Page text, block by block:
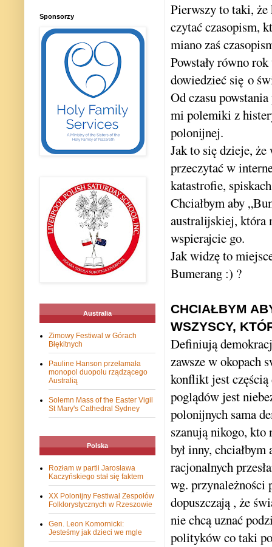
Pierwszy to taki,
czytać czasopism,
miano zaś
Powstały równo
dowiedzieć się o
Od czasu
mi polemiki z
polonijnej.
Jak to się dzieje,
przeczytać w
katastrofie,
Chciałbym aby
australijskiej, która
wspierajcie go.
Jak widzę to
Bumerang :) ?
CHCIAŁBYM
WSZYSCY,
Definiują
zawsze w okopach
konflikt jest
poglądów jest
polonijnych sama
szanują nikogo,
był inny,
racjonalnych
wg.
dopuszczają , że
nie chcą uznać
polityków co taki
Sponsorzy
Australia
Zimowy Festiwal w Górach
Błękitnych
Pauline Hanson przełamała
monopol duopolu rządzącego
Australią
Solemn Mass of the Easter Vigil
St Mary's Cathedral Sydney
Polska
Rozłam w partii Jarosława
Kaczyńskiego stał się faktem
XX Polonijny Festiwal Zespołów
Folklorystycznych w Rzeszowie
Gen. Leon Komornicki:
Jesteśmy jak dzieci we mgle